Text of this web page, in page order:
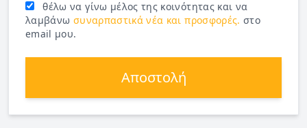
θέλω να γίνω μέλος της κοινότητας και να
λαμβάνω συναρπαστικά νέα και προσφορές. στο
email μου.
Αποστολή